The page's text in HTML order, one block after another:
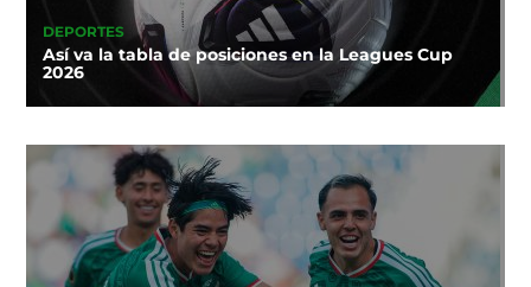
DEPORTES
Así va la tabla de posiciones en la Leagues Cup
2026